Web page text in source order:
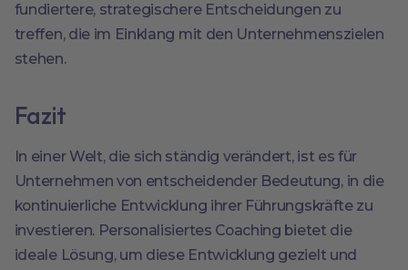
fundiertere, strategischere Entscheidungen zu
treffen, die im Einklang mit den Unternehmenszielen
stehen.
Fazit
In einer Welt, die sich ständig verändert, ist es für
Unternehmen von entscheidender Bedeutung, in die
kontinuierliche Entwicklung ihrer Führungskräfte zu
investieren. Personalisiertes Coaching bietet die
ideale Lösung, um diese Entwicklung gezielt und